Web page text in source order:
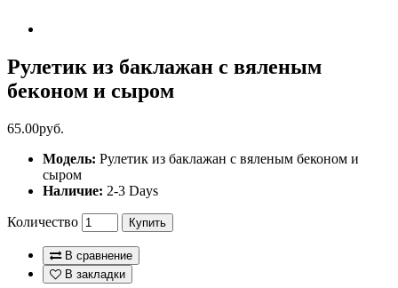
Рулетик из баклажан с вяленым
беконом и сыром
65.00руб.
Модель: Рулетик из баклажан с вяленым беконом и
сыром
Наличие: 2-3 Days
Количество Купить
В сравнение
В закладки